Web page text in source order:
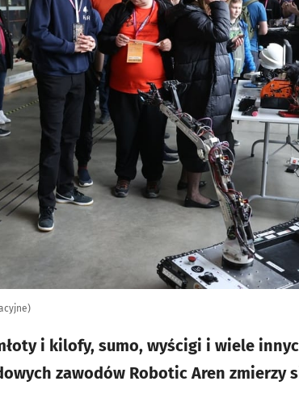
i kilofy, sumo, wyścigi i wiele
zawodów Robotic Aren zmierzy